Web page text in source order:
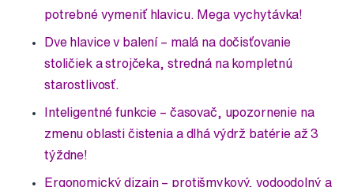
potrebné vymeniť hlavicu. Mega vychytávka!
Dve hlavice v balení – malá na dočisťovanie
stoličiek a strojčeka, stredná na kompletnú
starostlivosť.
Inteligentné funkcie – časovač, upozornenie na
zmenu oblasti čistenia a dlhá výdrž batérie až 3
týždne!
Ergonomický dizajn – protišmykový, vodoodolný a